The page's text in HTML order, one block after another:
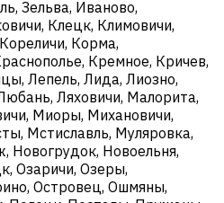
Зельва, Иваново,
Клецк, Климовичи,
Корма,
Кремное, Кричев,
Лепель, Лида, Лиозно,
Ляховичи, Малорита,
Миоры, Михановичи,
Мстиславль, Муляровка,
Новогрудок, Новоельня,
Озаричи, Озеры,
Островец, Ошмяны,